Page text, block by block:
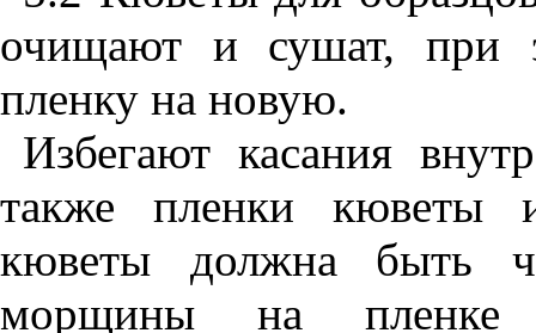
очищают и сушат, при
пленку на новую.
Избегают касания
также пленки кюветы
кюветы должна быть
морщины на пленке